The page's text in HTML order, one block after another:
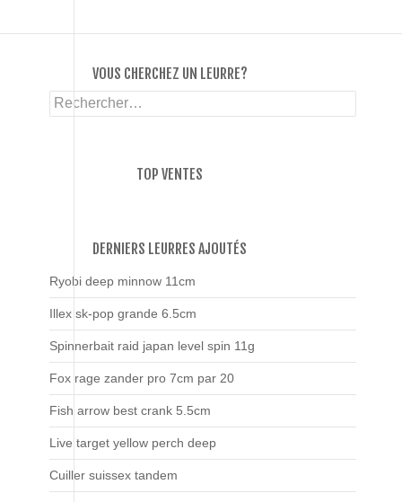
VOUS CHERCHEZ UN LEURRE?
Rechercher :
TOP VENTES
DERNIERS LEURRES AJOUTÉS
Ryobi deep minnow 11cm
Illex sk-pop grande 6.5cm
Spinnerbait raid japan level spin 11g
Fox rage zander pro 7cm par 20
Fish arrow best crank 5.5cm
Live target yellow perch deep
Cuiller suissex tandem